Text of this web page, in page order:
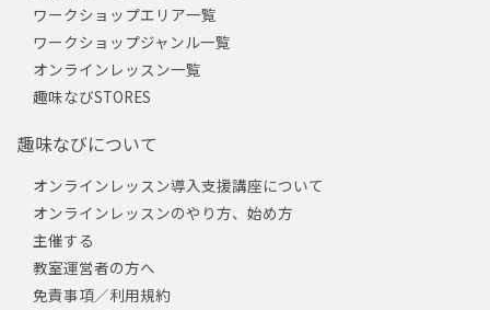
ワークショップエリア一覧
ワークショップジャンル一覧
オンラインレッスン一覧
趣味なびSTORES
趣味なびについて
オンラインレッスン導入支援講座について
オンラインレッスンのやり方、始め方
主催する
教室運営者の方へ
免責事項／利用規約